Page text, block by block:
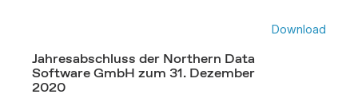
Jahresabschluss der Northern Data
Software GmbH zum 31. Dezember
2020
Download